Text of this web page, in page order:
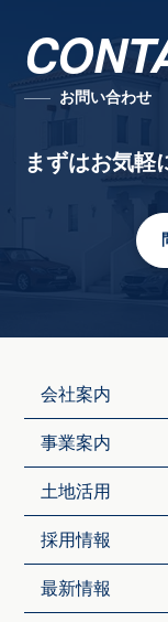
お問い合わせ
まずはお気軽
会社案内
事業案内
土地活用
採用情報
最新情報